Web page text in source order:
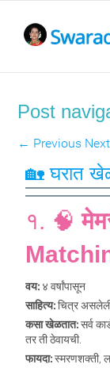
Post
← Previous Next
🏡 घरात
१. 🧠
वय: ४ वर्षांपासून
साहित्य:चित्र असलेली
कसा खेळतात:सर्व
तर ती ठेवायची.
फायदा:स्मरणशक्ती,